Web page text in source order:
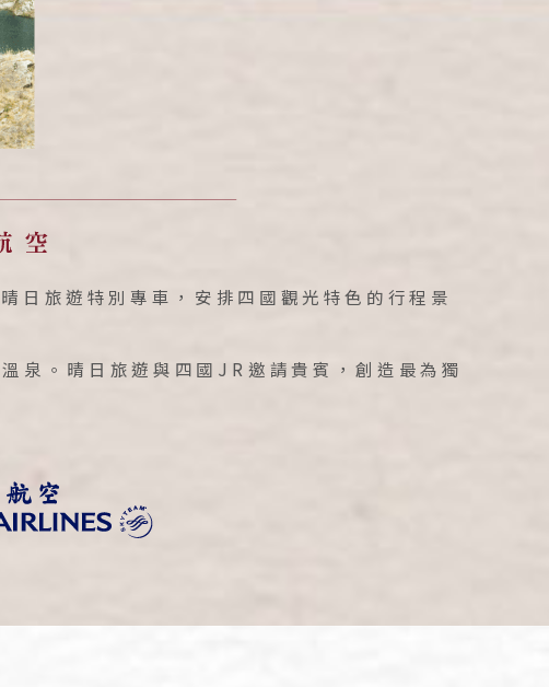
日旅遊特別專車，安排四國觀光特色的行程景
泉。晴日旅遊與四國JR邀請貴賓，創造最為獨